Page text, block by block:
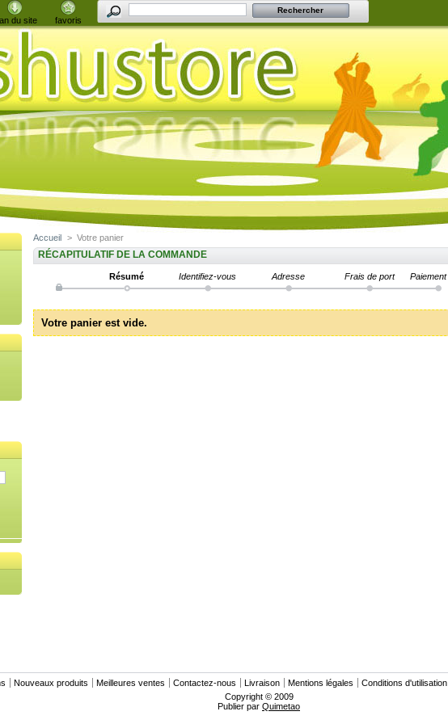
du site favoris
Accueil > Votre panier
RÉCAPITULATIF DE LA COMMANDE
Résumé Identifiez-vous Adresse Frais de port Paiement
Votre panier est vide.
Nouveaux produits Meilleures ventes Contactez-nous Livraison Mentions légales Conditions d'utilisation
Copyright © 2009
Publier par Quimetao